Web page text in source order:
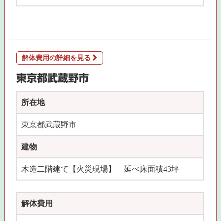
解体費用の詳細を見る
東京都武蔵野市
所在地
東京都武蔵野市
建物
木造二階建て【火災現場】 延べ床面積43坪
解体費用